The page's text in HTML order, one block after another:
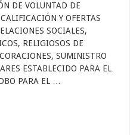
DE VOLUNTAD DE
Y OFERTAS
SOCIALES,
RELIGIOSOS DE
SUMINISTRO
ESTABLECIDO PARA EL
PARA EL …